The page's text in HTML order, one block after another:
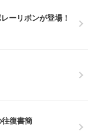
ーリボンが登場！
復書簡